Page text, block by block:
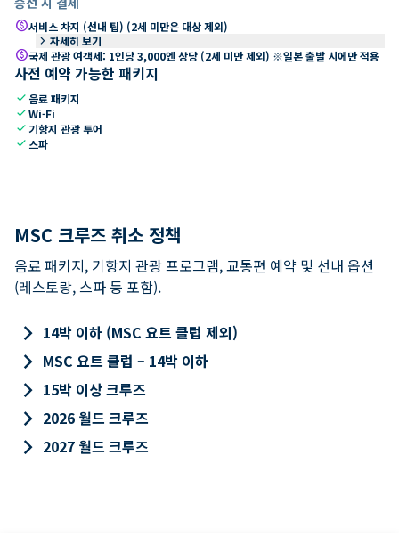
paid서비스 차지 (선내 팁) (2세 미만은 대상 제외)
keyboard_arrow_right 자세히 보기
paid국제 관광 여객세: 1인당 3,000엔 상당 (2세 미만 제외) ※일본 출발 시에만 적용
사전 예약 가능한 패키지
check 음료 패키지
checkWi-Fi
check 기항지 관광 투어
check 스파
MSC 크루즈 취소 정책
음료 패키지, 기항지 관광 프로그램, 교통편 예약 및 선내 옵션
(레스토랑, 스파 등 포함).
keyboard_arrow_right 14박 이하 (MSC 요트 클럽 제외)
keyboard_arrow_right MSC 요트 클럽 – 14박 이하
keyboard_arrow_right 15박 이상 크루즈
keyboard_arrow_right 2026 월드 크루즈
keyboard_arrow_right 2027 월드 크루즈